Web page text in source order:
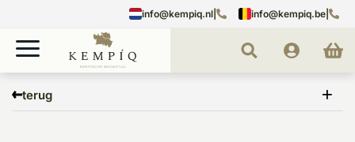
info@kempiq.nl info@kempiq.be
terug
Stalen productenOvale ramen